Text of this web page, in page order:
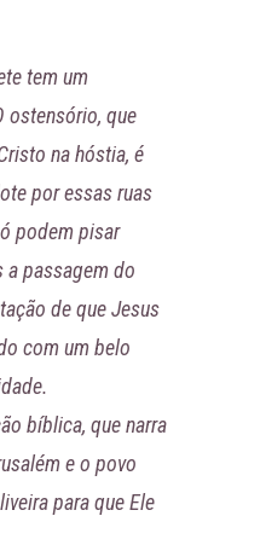
tem um
ostensório, que
na hóstia, é
por essas ruas
podem pisar
a passagem do
de que Jesus
com um belo
bíblica, que narra
e o povo
para que Ele